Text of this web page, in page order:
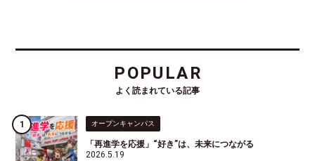
POPULAR
よく読まれている記事
オープンキャンパス
「再進学を応援」“好き”は、未来につながる
2026.5.19